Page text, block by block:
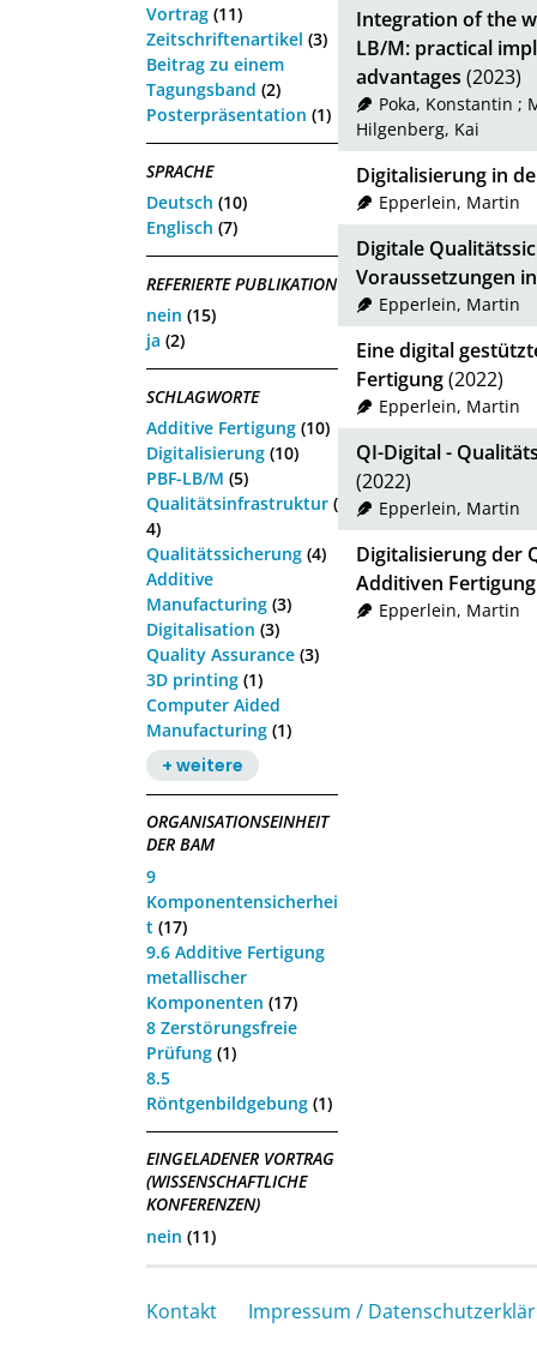
Vortrag (11)
Zeitschriftenartikel (3)
Beitrag zu einem
Tagungsband (2)
Posterpräsentation (1)
SPRACHE
Deutsch (10)
Englisch (7)
REFERIERTE PUBLIKATION
nein (15)
ja (2)
SCHLAGWORTE
Additive Fertigung (10)
Digitalisierung (10)
PBF-LB/M (5)
Qualitätsinfrastruktur (
4)
Qualitätssicherung (4)
Additive
Manufacturing (3)
Digitalisation (3)
Quality Assurance (3)
3D printing (1)
Computer Aided
Manufacturing (1)
+ weitere
ORGANISATIONSEINHEIT
DER BAM
9
Komponentensicherhei
t (17)
9.6 Additive Fertigung
metallischer
Komponenten (17)
8 Zerstörungsfreie
Prüfung (1)
8.5
Röntgenbildgebung (1)
EINGELADENER VORTRAG
(WISSENSCHAFTLICHE
KONFERENZEN)
nein (11)
Integration of the
LB/M: practical
advantages (2023)
Poka, Konstantin ;
Hilgenberg, Kai
Digitalisierung in
Epperlein, Martin
Digitale
Voraussetzungen
Epperlein, Martin
Eine digital
Fertigung(2022)
Epperlein, Martin
QI-Digital -
(2022)
Epperlein, Martin
Digitalisierung der
Additiven Fertigung
Epperlein, Martin
Kontakt Impressum /